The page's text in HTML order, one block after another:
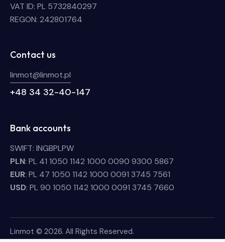
VAT ID: PL 5732840297
REGON: 242801764
Contact us
linmot@linmot.pl
+48 34 32-40-147
Bank accounts
SWIFT: INGBPLPW
PLN: PL 41 1050 1142 1000 0090 9300 5867
EUR: PL 47 1050 1142 1000 0091 3745 7561
USD: PL 90 1050 1142 1000 0091 3745 7660
Linmot © 2026. All Rights Reserved.